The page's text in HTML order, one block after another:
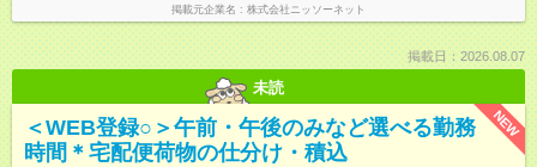
掲載元企業名 株式会社ニッソーネット
掲載日：2026.08.07
未読
NEW
＜WEB登録○＞午前・午後のみなど選べる勤務
時間＊宅配便荷物の仕分け・積込